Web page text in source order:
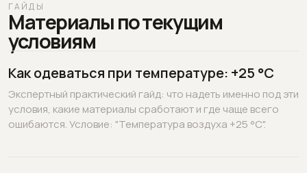
ГАЙДЫ
Материалы по текущим
условиям
Как одеваться при температуре: +25 °C
Экспертный практический гайд: что надеть именно под эти
условия, какие материалы сработают и где чаще всего
ошибаются. Условие: "Температура воздуха +25 °C".